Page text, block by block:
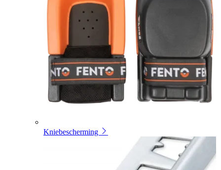
Kniebescherming